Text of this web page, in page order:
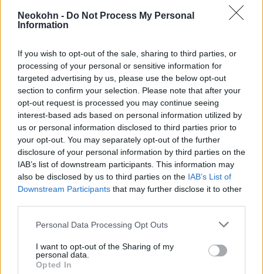
Neokohn - Do Not Process My Personal
Information
If you wish to opt-out of the sale, sharing to third parties, or
processing of your personal or sensitive information for
targeted advertising by us, please use the below opt-out
section to confirm your selection. Please note that after your
opt-out request is processed you may continue seeing
interest-based ads based on personal information utilized by
us or personal information disclosed to third parties prior to
your opt-out. You may separately opt-out of the further
disclosure of your personal information by third parties on the
IAB’s list of downstream participants. This information may
also be disclosed by us to third parties on the IAB’s List of
Downstream Participants that may further disclose it to other
Please note that this website/app uses one or more Google
not limited to your visit or usage behaviour. You may click to
grant or deny consent to Google and its third-party tags to
use your data for below specified purposes in below Google
Personal Data Processing Opt Outs
I want to opt-out of the Sharing of my
personal data.
Opted In
keressen”.
Szalai Kálmán, a Tett és Védelem Alapítvány
titkára pedig a következő nyilatkozatot
fűzte hozzá: „A Jobbik jelenlegi két
társelnöke egy volt skinhead és egy zsidók
listázására agitáló antiszemita. Karácsony
Gergely meggondolatlan magyarázkodása,
csakúgy mint a demokratikus ellenzék más
vezetőinek és véleményformálóinak kettős
beszéde végtelenül kínos és káros, mert
akarva akaratlanul olyan közszereplőket,
nyilatkozatokat és nézeteket legitimálnak,
amelyek a történelem legsötétebb időszakait
idézik. Karácsony Gergely és a baloldali
valamint liberális ellenzék vezetői az egész